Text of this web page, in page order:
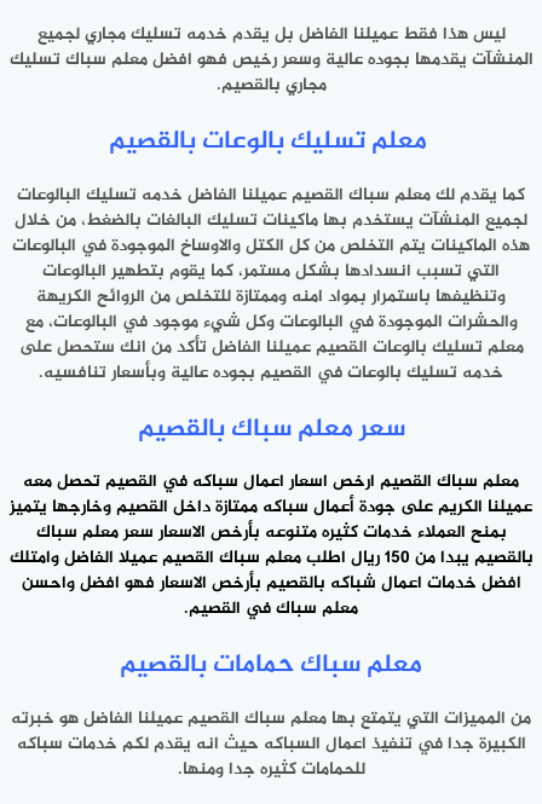
ليس هذا فقط عميلنا الفاضل بل يقدم خدمه تسليك مجاري لجميع
المنشآت يقدمها بجوده عالية وسعر رخيص فهو افضل معلم سباك تسليك
مجاري بالقصيم.
معلم تسليك بالوعات بالقصيم
كما يقدم لك معلم سباك القصيم عميلنا الفاضل خدمه تسليك البالوعات
لجميع المنشآت يستخدم بها ماكينات تسليك البالغات بالضغط، من خلال
هذه الماكينات يتم التخلص من كل الكتل والاوساخ الموجودة في البالوعات
التي تسبب انسدادها بشكل مستمر، كما يقوم بتطهير البالوعات
وتنظيفها باستمرار بمواد امنه وممتازة للتخلص من الروائح الكريهة
والحشرات الموجودة في البالوعات وكل شيء موجود في البالوعات، مع
معلم تسليك بالوعات القصيم عميلنا الفاضل تأكد من انك ستحصل على
خدمه تسليك بالوعات في القصيم بجوده عالية وبأسعار تنافسيه.
سعر معلم سباك بالقصيم
معلم سباك القصيم ارخص اسعار اعمال سباكه في القصيم تحصل معه
عميلنا الكريم على جودة أعمال سباكه ممتازة داخل القصيم وخارجها يتميز
بمنح العملاء خدمات كثيره متنوعه بأرخص الاسعار سعر معلم سباك
بالقصيم يبدا من 150 ريال اطلب معلم سباك القصيم عميلا الفاضل وامتلك
افضل خدمات اعمال شباكه بالقصيم بأرخص الاسعار فهو افضل واحسن
معلم سباك في القصيم.
معلم سباك حمامات بالقصيم
من المميزات التي ‎يتمتع بها معلم سباك القصيم عميلنا الفاضل هو خبرته
الكبيرة جدا في ‎تنفيذ اعمال السباكه حيث انه يقدم لكم خدمات سباكه
للحمامات كثيره ‎جدا ومنها.